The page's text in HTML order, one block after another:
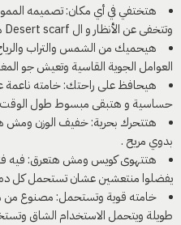
هتختفي في أي مكان: تصميمه
وتتخفى عن الأنظار و ال Desert scarf هيخليك متخفي.
هيحميك من الشمس والتراب
العوامل الجوية القاسية وتعيش جو
هيحافظ على راحتك: خامته
حساسية و هتبقى مبسوط طول
هتتحرك بحرية: خفيف الوزن ومش
بدوي مريح .
هتتهوى كويس ومش هتعرق: فيه
يفضلوا منتعشين عشان تستحمل كل
خامته قوية وتستحمل: مصنوع من
طويلة ويتحمل الاستخدام الشاق